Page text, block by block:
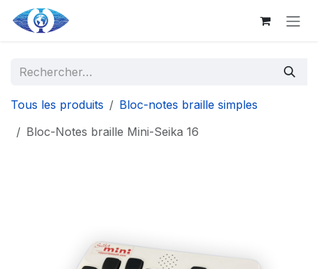
Aller au contenu principal
Se rendre au contenu
Tous les produits
Bloc-notes braille simples
Bloc-Notes braille Mini-Seika 16